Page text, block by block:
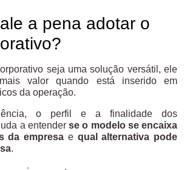
a pena adotar o
seja uma solução versátil, ele
valor quando está inserido em
da operação.
o perfil e a finalidade dos
a entender se o modelo se encaixa
da empresa e qual alternativa pode
.